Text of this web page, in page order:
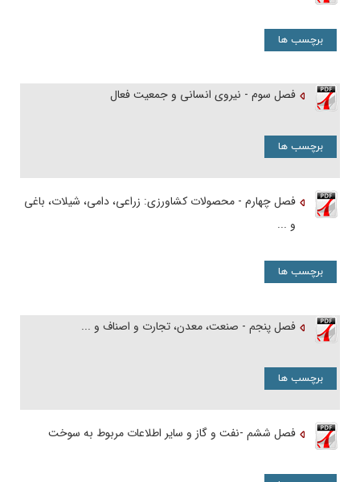
برچسب ها
فصل سوم - نیروی انسانی و جمعیت فعال
برچسب ها
فصل چهارم - محصولات کشاورزی: زراعی، دامی، شیلات، باغی
و ...
برچسب ها
فصل پنجم - صنعت، معدن، تجارت و اصناف و ...
برچسب ها
فصل ششم -نفت و گاز و سایر اطلاعات مربوط به سوخت